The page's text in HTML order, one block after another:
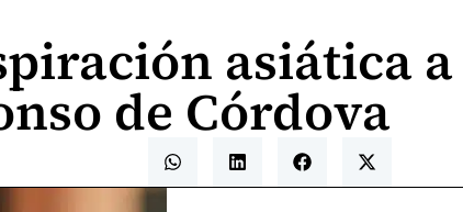
asiática a
de Córdova